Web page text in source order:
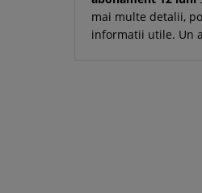
mai multe detalii,
informatii utile. Un